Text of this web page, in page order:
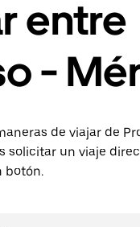
entre
-
de viajar de
solicitar un viaje
botón.